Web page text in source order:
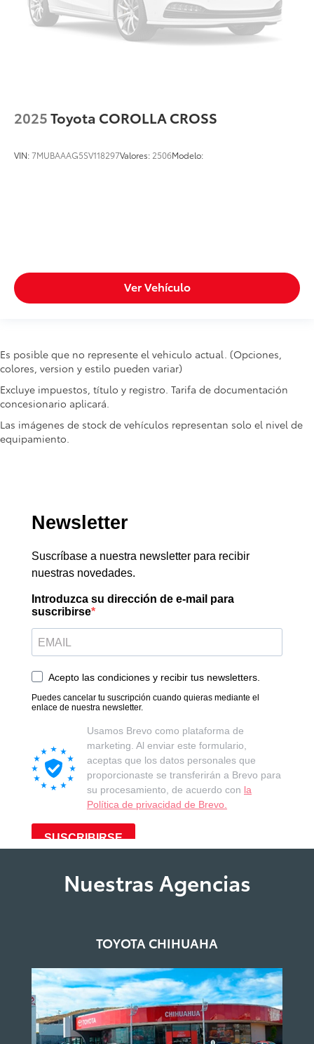
2025Toyota COROLLA CROSS
VIN:7MUBAAAG5SV118297Valores: 2506Modelo:
Ver Vehículo
Es posible que no represente el vehiculo actual. (Opciones,
colores, version y estilo pueden variar)
Excluye impuestos, título y registro. Tarifa de documentación
concesionario aplicará.
Las imágenes de stock de vehículos representan solo el nivel de
equipamiento.
Nuestras Agencias
TOYOTA CHIHUAHA